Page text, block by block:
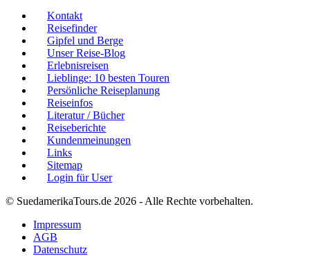
Kontakt
Reisefinder
Gipfel und Berge
Unser Reise-Blog
Erlebnisreisen
Lieblinge: 10 besten Touren
Persönliche Reiseplanung
Reiseinfos
Literatur / Bücher
Reiseberichte
Kundenmeinungen
Links
Sitemap
Login für User
© SuedamerikaTours.de 2026 - Alle Rechte vorbehalten.
Impressum
AGB
Datenschutz